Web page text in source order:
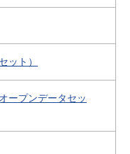
ット）
ープンデータセッ